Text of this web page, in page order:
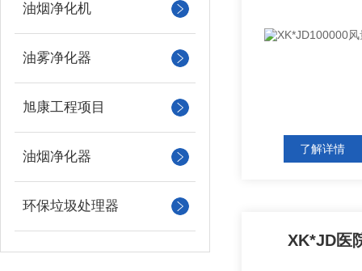
油烟净化机
油雾净化器
旭康工程项目
油烟净化器
环保垃圾处理器
了解详情
XK*JD医